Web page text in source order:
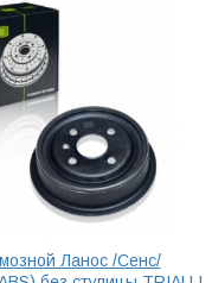
Ланос /Сенс/